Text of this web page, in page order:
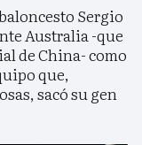
Sergio
Australia -que
de China- como
que,
sacó su gen